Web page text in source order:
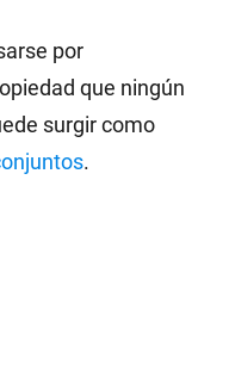
por
que ningún
surgir como
.